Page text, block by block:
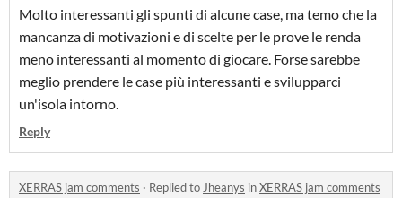
Molto interessanti gli spunti di alcune case, ma temo che la
mancanza di motivazioni e di scelte per le prove le renda
meno interessanti al momento di giocare. Forse sarebbe
meglio prendere le case più interessanti e svilupparci
un'isola intorno.
Reply
XERRAS jam comments · Replied toJheanys inXERRAS jam comments